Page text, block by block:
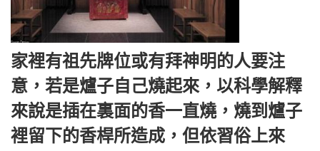
家裡有祖先牌位或有拜神明的人要注
意，若是爐子自己燒起來，以科學解釋
來說是插在裏面的香一直燒，燒到爐子
裡留下的香桿所造成，但依習俗上來